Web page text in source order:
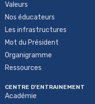
Valeurs
Nos éducateurs
Les infrastructures
Mot du Président
Organigramme
Ressources
CENTRE D'ENTRAINEMENT
Académie